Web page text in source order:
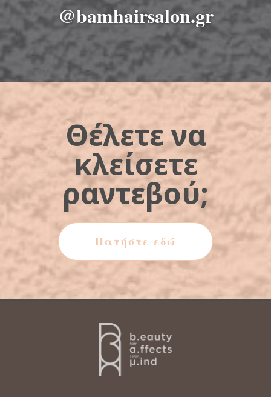
@bamhairsalon.gr
Θέλετε να
κλείσετε
ραντεβού;
Πατήστε εδώ